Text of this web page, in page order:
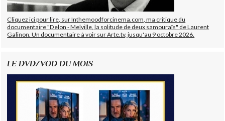
Cliquez ici pour lire, sur Inthemoodforcinema.com, ma critique du
documentaire "Delon - Melville, la solitude de deux samouraïs" de Laurent
Galinon. Un documentaire à voir sur Arte.tv, jusqu'au 9 octobre 2026.
LE DVD/VOD DU MOIS